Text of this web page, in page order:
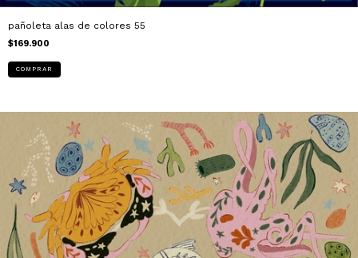
pañoleta alas de colores 55
$169.900